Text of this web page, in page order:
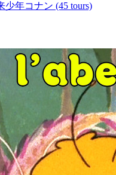
少年コナン (45 tours)